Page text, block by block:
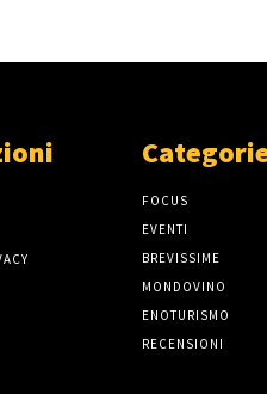
FOCUS
EVENTI
BREVISSIME
MONDOVINO
ENOTURISMO
RECENSIONI